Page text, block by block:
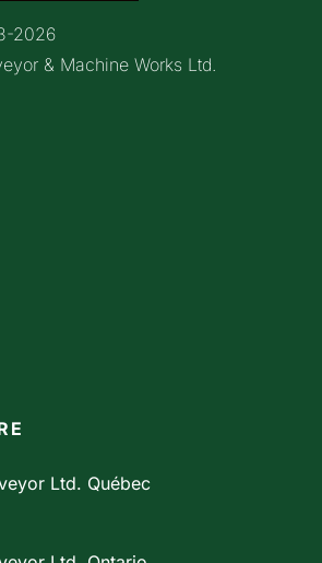
2026
& Machine Works Ltd.
Ltd. Québec